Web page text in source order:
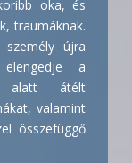
oka, és
traumáknak.
újra
a
alatt átélt
valamint
összefüggő